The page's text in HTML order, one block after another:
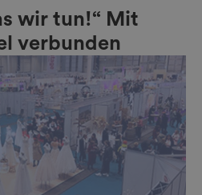
wir tun!“ Mit
verbunden